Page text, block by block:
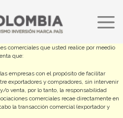
y compradores, sin intervenir
por lo tanto, la responsabilidad
comerciales recae directamente en
transacción comercial (exportador y
investigación preliminar de las
de trabajo y su gestión comercial,